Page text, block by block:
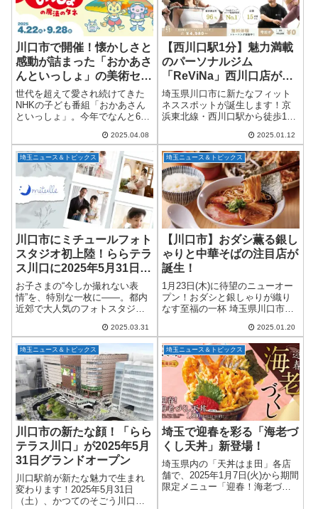
川口市で開催！懐かしさと
感動が詰まった「おかあさ
んといっしょ」の美術セッ
ト展がSKIPシティに登
場！
世代を超えて愛され続けてきた
NHKの子ども番組「おかあさん
といっしょ」。今年でなんと65
力を、なんと“美術セット”という
視点からじっくり楽しめる企画
展が、川口市のSKIPシティ 彩の
国ビジ...
2025.04.08
【西川口駅1分】魅力満載
のパーソナルジム
「ReViNa」西川口店がオ
ープン！
埼玉県川口市に新たなフィット
ネススポットが誕生します！京
浜東北線・西川口駅から徒歩1分
ReViNa(レビナ)西川口店」が
2025年1月15日にグランドオープ
ンします。健康的で美しい体づ
くり...
2025.01.12
埼玉ニュース＆トピックス
川口市にミチュールフォト
スタジオ初上陸！ららテラ
ス川口に2025年5月31日オ
ープン！
お子さまの“今しか撮れない表
情”を、特別な一枚に――。都内
近郊で大人気のフォトスタジオ
が、いよいよ埼玉県川口市に初
出店します！オープンは2025年5
月31日（土）、場所は同じく新
しく開業す...
2025.03.31
埼玉ニュース＆トピックス
【川口市】おダシ薫る銀し
ゃりと中華そばの注目店が
誕生！
1月23日(木)に待望のニューオー
プン！おダシと銀しゃりが織り
なす至福の一杯 埼玉県川口市
を運んでいただきたい新店がオ
ープンします。その名も「おダ
シと銀しゃり 中華そば 花道」。
2025年...
2025.01.20
埼玉ニュース＆トピックス
川口市の新たな顔！「らら
テラス川口」が2025年5月
31日グランドオープン
川口駅前が新たな魅力で生まれ
変わります！2025年5月31日
（土）、かつてのそごう川口店
埼玉ニュース＆トピックス
埼玉で迎春を彩る「海老づ
くし天丼」新登場！
埼玉県内の「天丼はま田」各店
舗で、2025年1月7日(火)から期間
限定メニュー「迎春！海老づく